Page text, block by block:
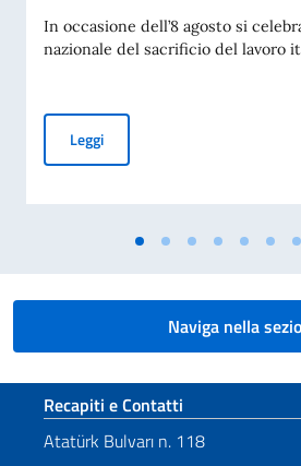
In occasione dell’8 agosto si
nazionale del sacrificio del lavoro
LeggiMESSAGGIO DEL VICE
Naviga nella
Sezione footer
Recapiti e Contatti
Atatürk Bulvarı n. 118